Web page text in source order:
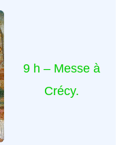
9 h – Messe à
Crécy.